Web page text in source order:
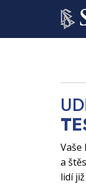
Vaše
a
lidí